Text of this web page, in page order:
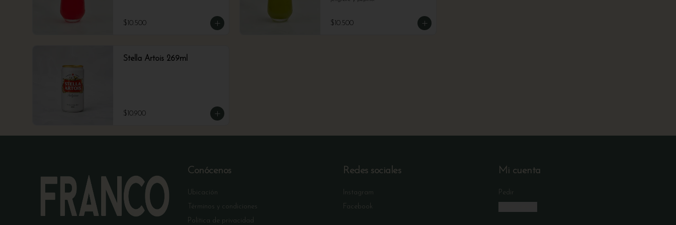
$10.500 $10.500
Stella Artois 269ml
$10.900
Conócenos
Ubicación
Términos y condiciones
Política de privacidad
Redes sociales
Instagram
Facebook
Mi cuenta
Pedir